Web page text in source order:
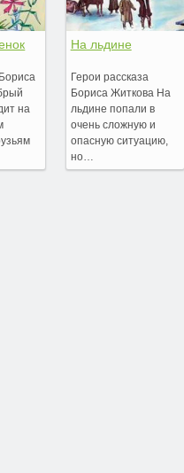
на
На льдине
Герои рассказа
Бориса Житкова На
льдине попали в
очень сложную и
опасную ситуацию,
но…